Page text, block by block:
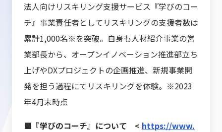
法人向けリスキリング支援サービス『学びのコー
チ』事業責任者としてリスキリングの支援者数は
累計1,000名※を突破。自身も人材紹介事業の営
業部長から、オープンイノベーション推進部立ち
上げやDXプロジェクトの企画推進、新規事業開
発を担う過程にてリスキリングを体験。※2023
年4月末時点
■『学びのコーチ』について < https://www.